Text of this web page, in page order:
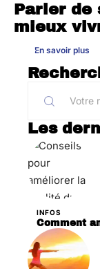
Parler
mieux
En savoir plus
Les
INFOS
Comment